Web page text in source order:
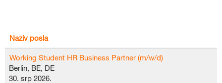
Naziv posla
Working Student HR Business Partner (m/w/d)
Berlin, BE, DE
30. srp 2026.